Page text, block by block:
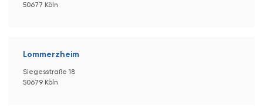
50677 Köln
Lommerzheim
Siegesstraße 18
50679 Köln